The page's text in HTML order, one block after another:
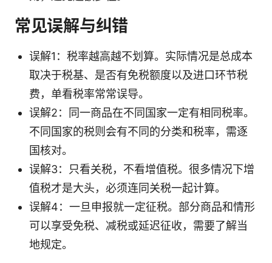
常见误解与纠错
误解1：税率越高越不划算。实际情况是总成本
取决于税基、是否有免税额度以及进口环节税
费，单看税率常常误导。
误解2：同一商品在不同国家一定有相同税率。
不同国家的税则会有不同的分类和税率，需逐
国核对。
误解3：只看关税，不看增值税。很多情况下增
值税才是大头，必须连同关税一起计算。
误解4：一旦申报就一定征税。部分商品和情形
可以享受免税、减税或延迟征收，需要了解当
地规定。